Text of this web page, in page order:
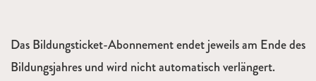
Das Bildungsticket-Abonnement endet jeweils am Ende des
Bildungsjahres und wird nicht automatisch verlängert.